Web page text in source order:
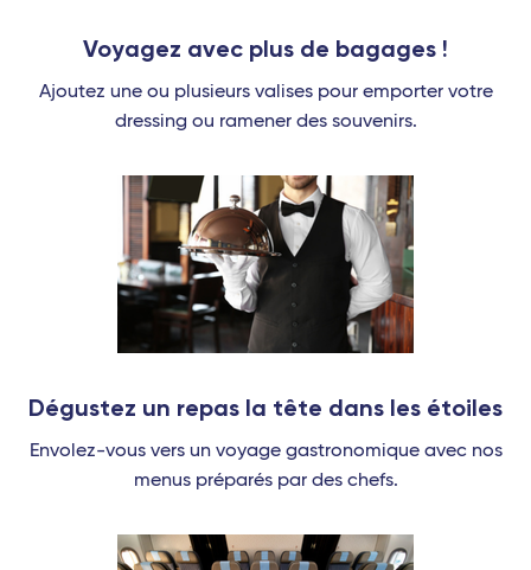
Voyagez avec plus de bagages !
Ajoutez une ou plusieurs valises pour emporter votre
dressing ou ramener des souvenirs.
Dégustez un repas la tête dans les étoiles
Envolez-vous vers un voyage gastronomique avec nos
menus préparés par des chefs.